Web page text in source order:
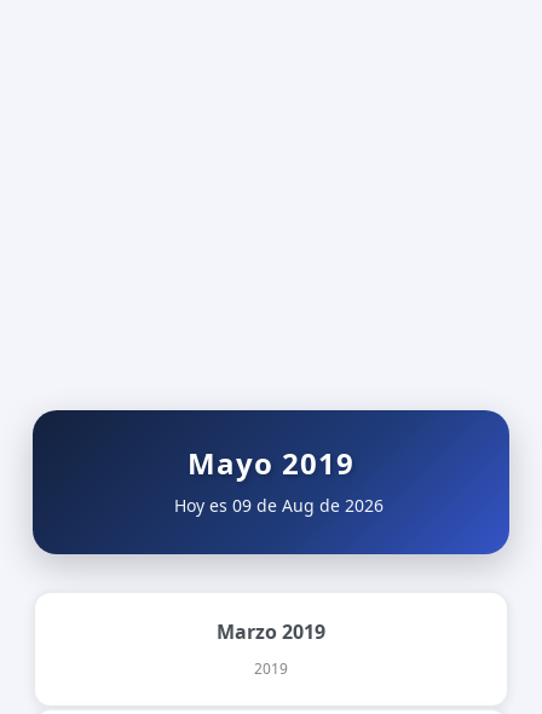
Mayo 2019
Hoy es 09 de Aug de 2026
Marzo 2019
2019